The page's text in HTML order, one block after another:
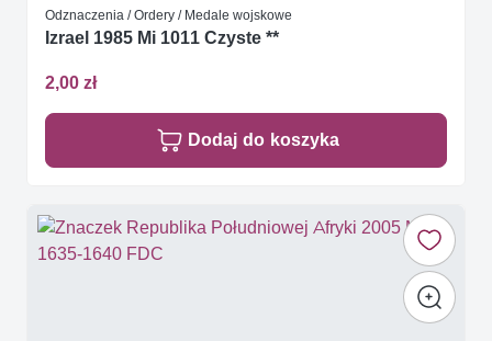
Odznaczenia / Ordery / Medale wojskowe
Izrael 1985 Mi 1011 Czyste **
2,00 zł
Dodaj do koszyka